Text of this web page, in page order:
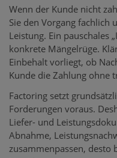
Wenn der Kunde nicht
Sie den Vorgang fachlich
Leistung. Ein pauschales
konkrete Mängelrüge.
Einbehalt vorliegt, ob
Kunde die Zahlung ohne
Factoring setzt
Forderungen voraus.
Liefer- und
Abnahme,
zusammenpassen, desto